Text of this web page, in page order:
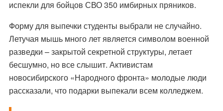
испекли для бойцов СВО 350 имбирных пряников.
Форму для выпечки студенты выбрали не случайно.
Летучая мышь много лет является символом военной
разведки – закрытой секретной структуры, летает
бесшумно, но все слышит. Активистам
новосибирского «Народного фронта» молодые люди
рассказали, что подарки выпекали всем колледжем.